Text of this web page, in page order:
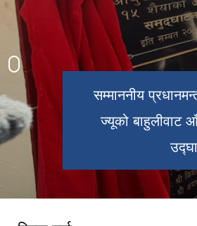
सम्माननीय
ज्यूको बाहुलीवाट
अकला
शिवालय